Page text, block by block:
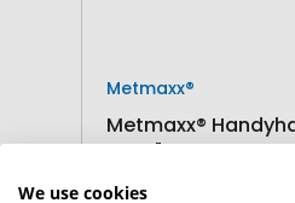
Metmaxx®
Metmaxx®
Click"
We use cookies